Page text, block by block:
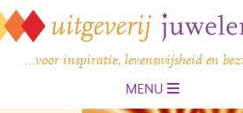
…voor inspiratie, levenswijsheid en
MENU